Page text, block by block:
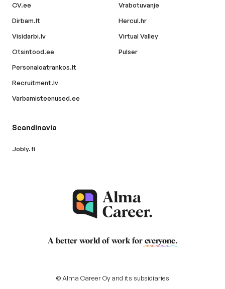
CV.ee
Dirbam.lt
Visidarbi.lv
Otsintood.ee
Personaloatrankos.lt
Recruitment.lv
Varbamisteenused.ee
Vrabotuvanje
Hercul.hr
Virtual Valley
Pulser
Scandinavia
Jobly.fi
A better world of work for everyone.
© Alma Career Oy and its subsidiaries